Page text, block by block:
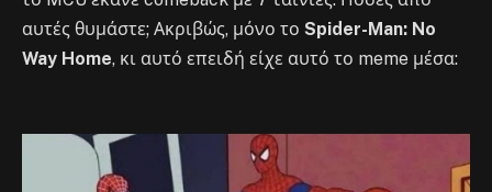
αυτές θυμάστε; Ακριβώς, μόνο το Spider-Man: No
Way Home, κι αυτό επειδή είχε αυτό το meme μέσα: